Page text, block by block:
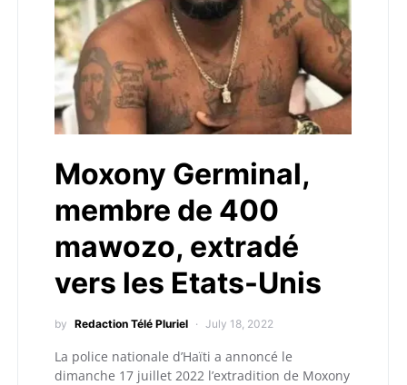
Moxony Germinal,
membre de 400
mawozo, extradé
vers les Etats-Unis
by Redaction Télé Pluriel July 18, 2022
La police nationale d’Haïti a annoncé le
dimanche 17 juillet 2022 l’extradition de Moxony